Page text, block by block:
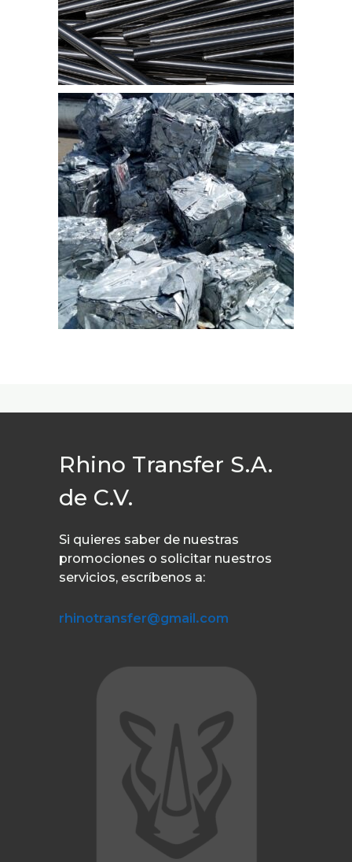
Rhino Transfer S.A.
de C.V.
Si quieres saber de nuestras
promociones o solicitar nuestros
servicios, escríbenos a:
rhinotransfer@gmail.com